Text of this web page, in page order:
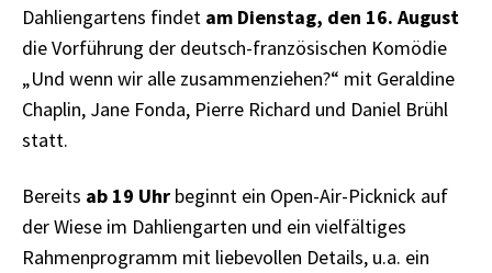
Dahliengartens findet am Dienstag, den 16. August
die Vorführung der deutsch-französischen Komödie
„Und wenn wir alle zusammenziehen?“ mit Geraldine
Chaplin, Jane Fonda, Pierre Richard und Daniel Brühl
statt.
Bereits ab 19 Uhr beginnt ein Open-Air-Picknick auf
der Wiese im Dahliengarten und ein vielfältiges
Rahmenprogramm mit liebevollen Details, u.a. ein